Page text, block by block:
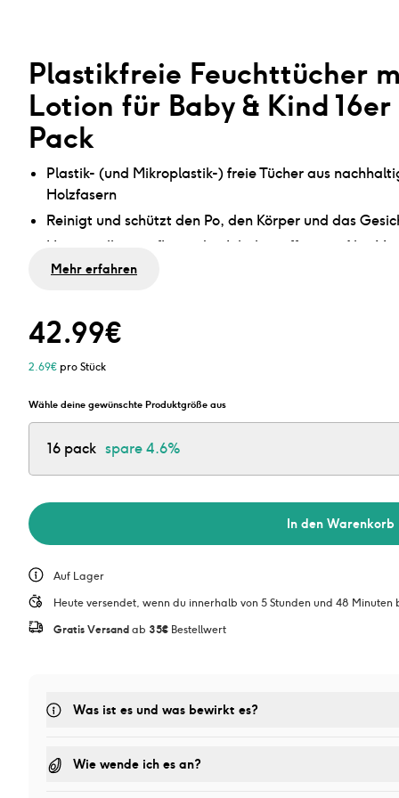
Plastikfreie Feuchttücher
Lotion für Baby & Kind 16er
Pack
Plastik- (und Mikroplastik-) freie Tücher aus
Holzfasern
Reinigt und schützt den Po, den Körper und das
Hergestellt mit pflegenden Inhaltsstoffen wie Aloe
Bambus
Geeignet für empfindliche und trockene Babyhaut
Mehr erfahren
42.99€
2.69€ pro Stück
Wähle deine gewünschte Produktgröße aus
16 pack spare4.6%
In den Warenkorb
Auf Lager
Heute versendet, wenn du innerhalb von 5 Stunden und 48 Minuten
Gratis Versand ab 35€ Bestellwert
Wie wende ich es an?